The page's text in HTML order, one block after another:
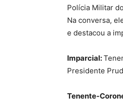
Polícia Militar
Na conversa,
e destacou a
Imparcial:
Presidente
Tenente-